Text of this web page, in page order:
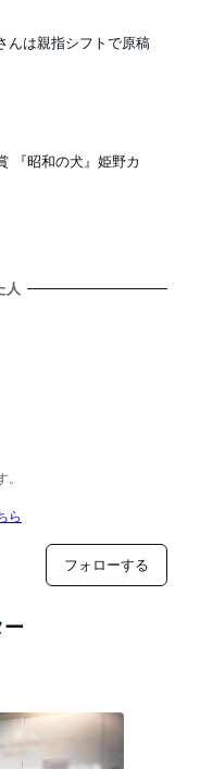
んは親指シフトで原稿
『昭和の犬』姫野カ
人
ら
フォローする
ー